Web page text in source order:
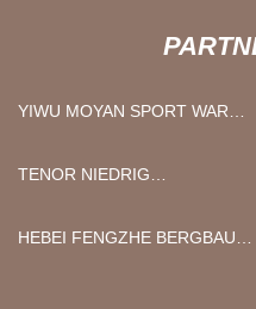
YIWU MOYAN SPORT WAREN
TENOR NIEDRIG
ENERGIE TECHNOLOGIE
HEBEI FENGZHE BERGBAU